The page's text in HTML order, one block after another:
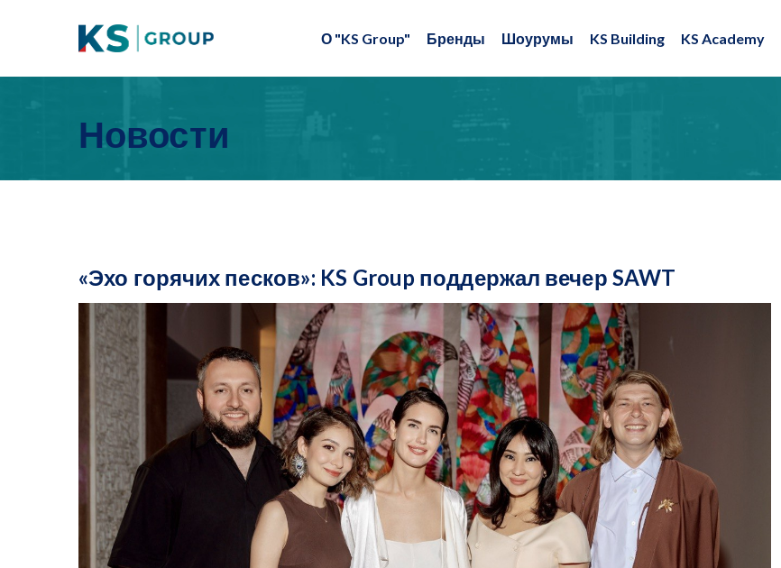
О "KS Group" Бренды Шоурумы KS Building KS Academy
Новости
«Эхо горячих песков»: KS Group поддержал вечер SAWT